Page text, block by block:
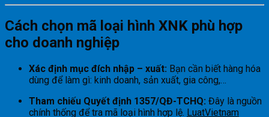
Cách chọn mã loại hình XNK phù hợp
cho doanh nghiệp
Xác định mục đích nhập – xuất: Bạn cần biết hàng hóa
dùng để làm gì: kinh doanh, sản xuất, gia công,…
Tham chiếu Quyết định 1357/QĐ-TCHQ: Đây là nguồn
chính thống để tra mã loại hình hợp lệ. LuatVietnam